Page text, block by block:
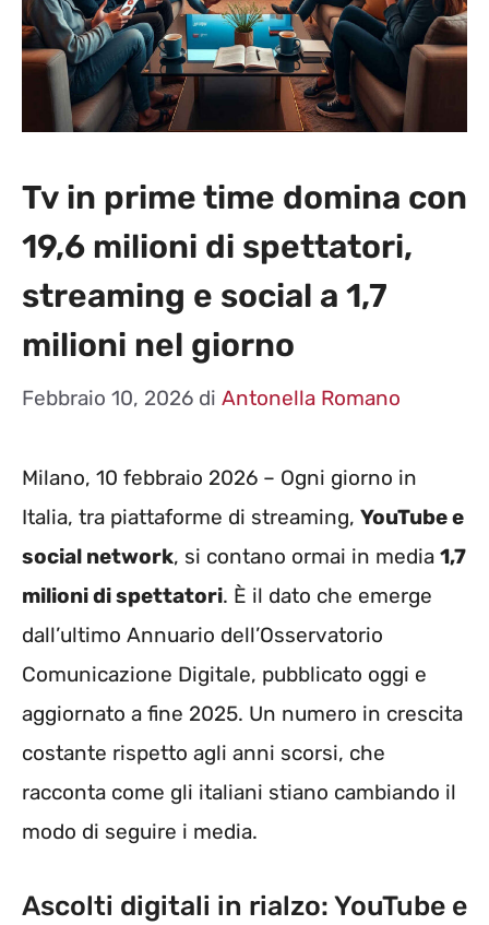
Tv in prime time domina con
19,6 milioni di spettatori,
streaming e social a 1,7
milioni nel giorno
Febbraio 10, 2026 di Antonella Romano
Milano, 10 febbraio 2026 – Ogni giorno in
Italia, tra piattaforme di streaming, YouTube e
social network, si contano ormai in media 1,7
milioni di spettatori. È il dato che emerge
dall’ultimo Annuario dell’Osservatorio
Comunicazione Digitale, pubblicato oggi e
aggiornato a fine 2025. Un numero in crescita
costante rispetto agli anni scorsi, che
racconta come gli italiani stiano cambiando il
modo di seguire i media.
Ascolti digitali in rialzo: YouTube e